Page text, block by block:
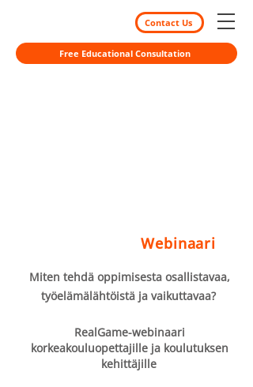
Free Educational Consultation
Contact Us
Webinaari
Miten tehdä oppimisesta osallistavaa,
työelämälähtöistä ja vaikuttavaa?
RealGame-webinaari
korkeakouluopettajille ja koulutuksen
kehittäjille